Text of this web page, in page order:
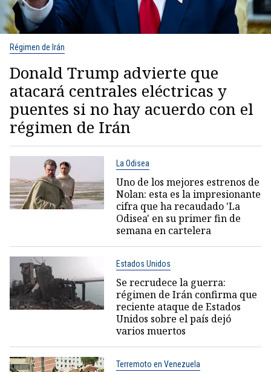
Régimen de Irán
Donald Trump advierte que
atacará centrales eléctricas y
puentes si no hay acuerdo con el
régimen de Irán
La Odisea
Uno de los mejores estrenos de
Nolan: esta es la impresionante
cifra que ha recaudado 'La
Odisea' en su primer fin de
semana en cartelera
Estados Unidos
Se recrudece la guerra:
régimen de Irán confirma que
reciente ataque de Estados
Unidos sobre el país dejó
varios muertos
Terremoto en Venezuela